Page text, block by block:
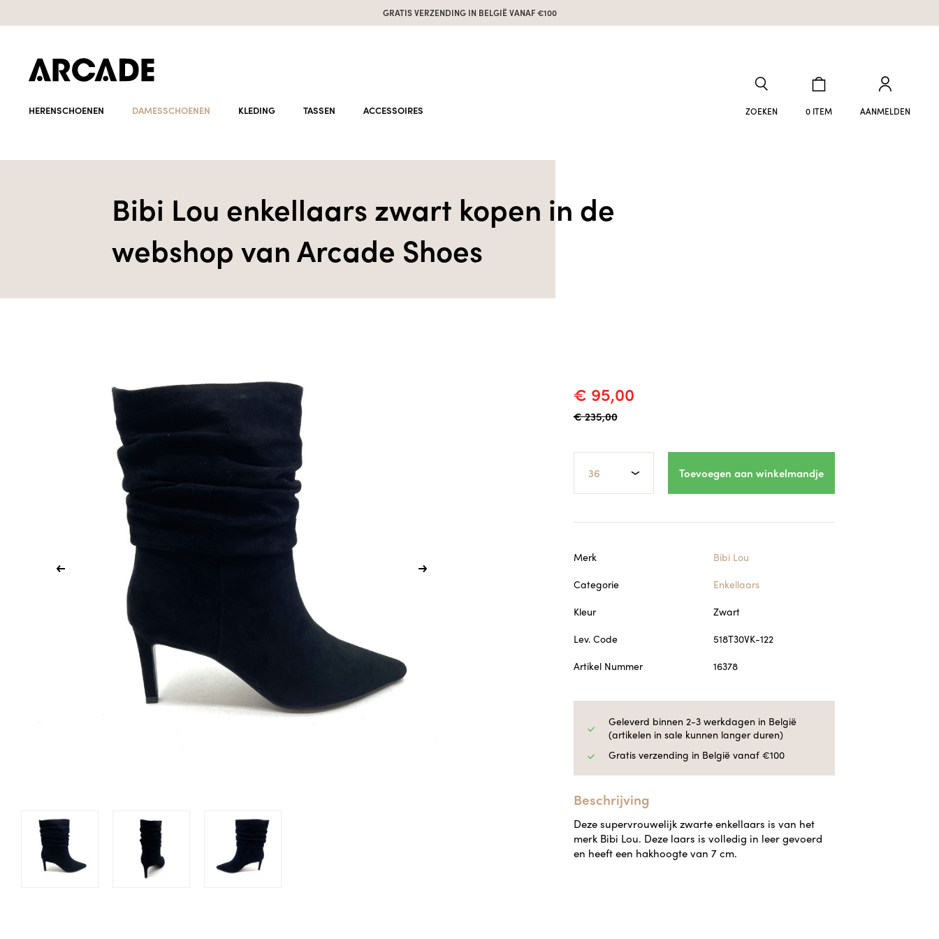
GRATIS VERZENDING IN BELGIË VANAF €100
HERENSCHOENEN DAMESSCHOENEN KLEDING TASSEN ACCESSOIRES ZOEKEN 0 ITEM AANMELDEN
Bibi Lou enkellaars zwart kopen in de
webshop van Arcade Shoes
€ 95,00
€ 235,00
Toevoegen aan winkelmandje
Merk
Bibi Lou
Categorie
Enkellaars
Kleur
Zwart
Lev. Code
518T30VK-122
Artikel Nummer
16378
Geleverd binnen 2-3 werkdagen in België
(artikelen in sale kunnen langer duren)
Gratis verzending in België vanaf €100
Beschrijving
Deze supervrouwelijk zwarte enkellaars is van het
merk Bibi Lou. Deze laars is volledig in leer gevoerd
en heeft een hakhoogte van 7 cm.